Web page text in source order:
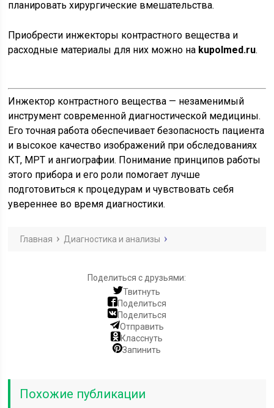
планировать хирургические вмешательства.
Приобрести инжекторы контрастного вещества и
расходные материалы для них можно на kupolmed.ru.
Инжектор контрастного вещества — незаменимый
инструмент современной диагностической медицины.
Его точная работа обеспечивает безопасность пациента
и высокое качество изображений при обследованиях
КТ, МРТ и ангиографии. Понимание принципов работы
этого прибора и его роли помогает лучше
подготовиться к процедурам и чувствовать себя
увереннее во время диагностики.
Главная Диагностика и анализы
Поделиться с друзьями:
Твитнуть
Поделиться
Поделиться
Отправить
Класснуть
Запинить
Похожие публикации